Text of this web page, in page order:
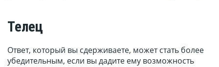
Телец
Ответ, который вы сдерживаете, может стать более
убедительным, если вы дадите ему возможность